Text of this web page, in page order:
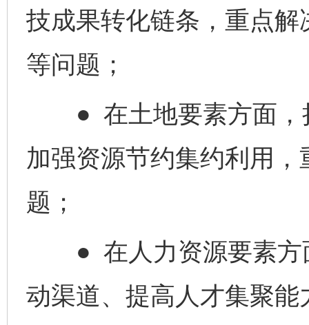
技成果转化链条，重点
等问题；
● 在土地要素方面，
加强资源节约集约利用
题；
● 在人力资源要素方
动渠道、提高人才集聚